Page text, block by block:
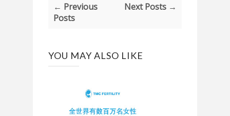
← Previous
Posts
Next Posts →
YOU MAY ALSO LIKE